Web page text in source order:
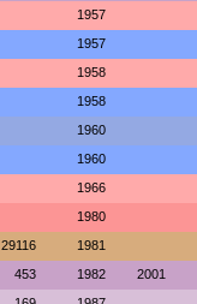
1957
1957
1958
1958
1960
1960
1966
1980
29116 1981
453 1982 2001